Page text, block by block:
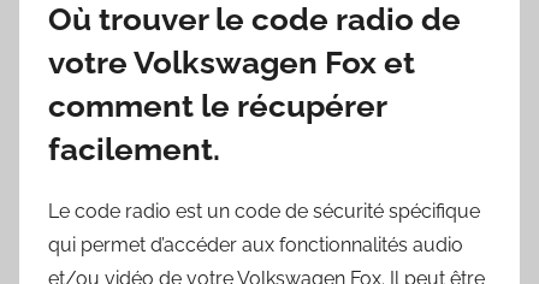
Où trouver le code radio de
votre Volkswagen Fox et
comment le récupérer
facilement.
Le code radio est un code de sécurité spécifique
qui permet d’accéder aux fonctionnalités audio
et/ou vidéo de votre Volkswagen Fox. Il peut être